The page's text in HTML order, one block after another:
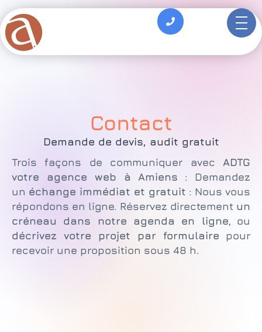
principal
Contact
Demande de devis, audit gratuit
Trois façons de communiquer avec ADTG
votre agence web à Amiens : Demandez
un échange immédiat et gratuit : Nous vous
répondons en ligne. Réservez directement un
créneau dans notre agenda en ligne, ou
décrivez votre projet par formulaire pour
recevoir une proposition sous 48 h.